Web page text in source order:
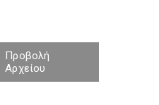
Προβολή
Αρχείου